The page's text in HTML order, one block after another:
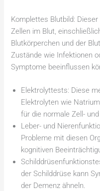
Komplettes Blutbild:
Zellen im Blut,
Blutkörperchen und der
Zustände wie Infektionen
Symptome beeinflussen
Elektrolyttests: Diese
Elektrolyten wie
für die normale Zell-
Leber- und
Probleme mit diesen
kognitiven
der Schilddrüse kann
der Demenz ähneln.